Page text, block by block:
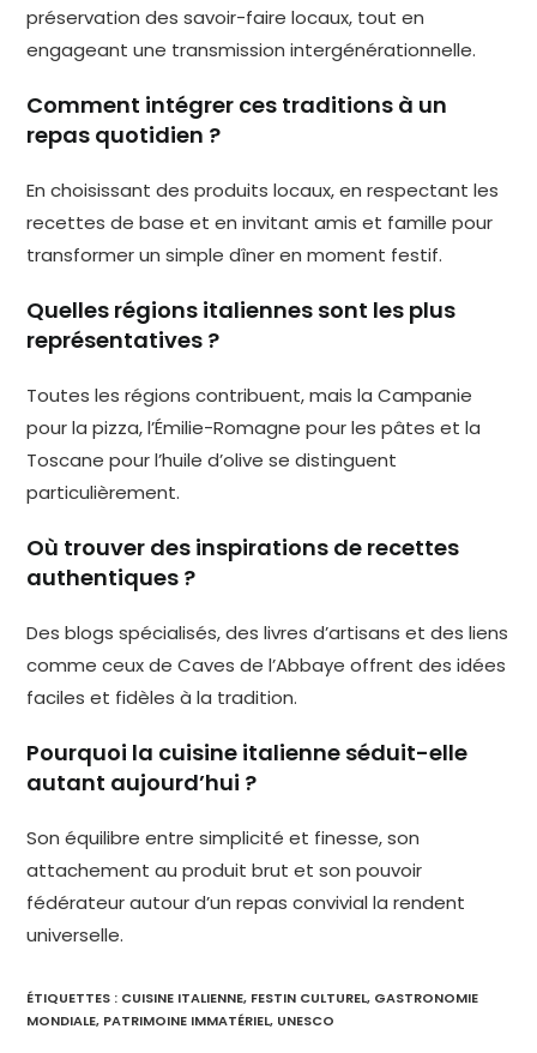
préservation des savoir-faire locaux, tout en
engageant une transmission intergénérationnelle.
Comment intégrer ces traditions à un
repas quotidien ?
En choisissant des produits locaux, en respectant les
recettes de base et en invitant amis et famille pour
transformer un simple dîner en moment festif.
Quelles régions italiennes sont les plus
représentatives ?
Toutes les régions contribuent, mais la Campanie
pour la pizza, l’Émilie-Romagne pour les pâtes et la
Toscane pour l’huile d’olive se distinguent
particulièrement.
Où trouver des inspirations de recettes
authentiques ?
Des blogs spécialisés, des livres d’artisans et des liens
comme ceux de Caves de l’Abbaye offrent des idées
faciles et fidèles à la tradition.
Pourquoi la cuisine italienne séduit-elle
autant aujourd’hui ?
Son équilibre entre simplicité et finesse, son
attachement au produit brut et son pouvoir
fédérateur autour d’un repas convivial la rendent
universelle.
ÉTIQUETTES : CUISINE ITALIENNE, FESTIN CULTUREL, GASTRONOMIE
MONDIALE, PATRIMOINE IMMATÉRIEL, UNESCO